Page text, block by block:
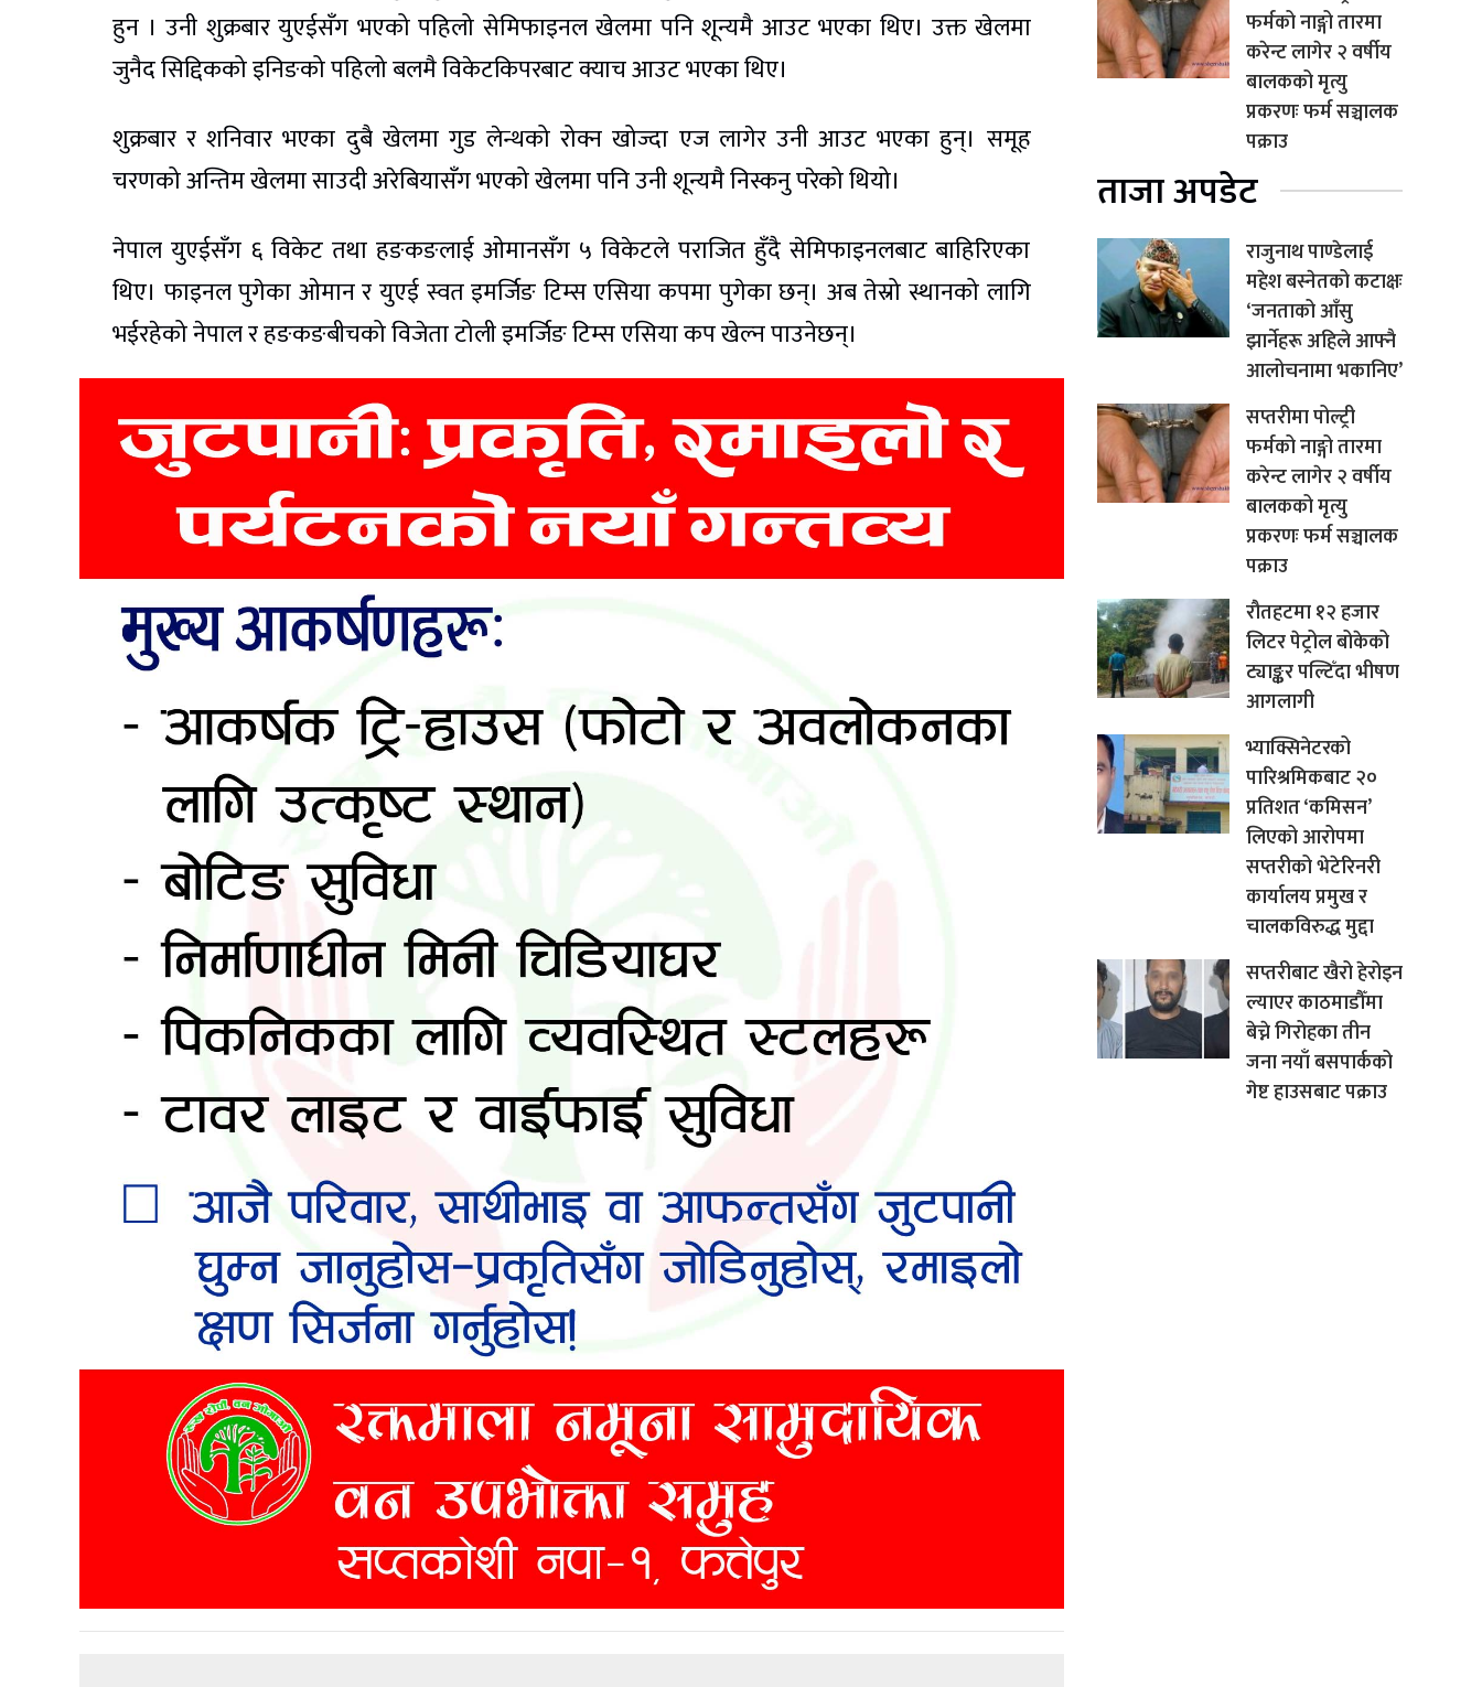
हुन । उनी शुक्रबार युएईसँग भएको पहिलो सेमिफाइनल खेलमा पनि शून्यमै आउट भएका थिए। उक्त खेलमा
जुनैद सिद्दिकको इनिङको पहिलो बलमै विकेटकिपरबाट क्याच आउट भएका थिए।
शुक्रबार र शनिवार भएका दुबै खेलमा गुड लेन्थको रोक्न खोज्दा एज लागेर उनी आउट भएका हुन्। समूह
चरणको अन्तिम खेलमा साउदी अरेबियासँग भएको खेलमा पनि उनी शून्यमै निस्कनु परेको थियो।
नेपाल युएईसँग ६ विकेट तथा हङकङलाई ओमानसँग ५ विकेटले पराजित हुँदै सेमिफाइनलबाट बाहिरिएका
थिए। फाइनल पुगेका ओमान र युएई स्वत इमर्जिङ टिम्स एसिया कपमा पुगेका छन्। अब तेस्रो स्थानको लागि
भईरहेको नेपाल र हङकङबीचको विजेता टोली इमर्जिङ टिम्स एसिया कप खेल्न पाउनेछन्।
फर्मको नाङ्गो तारमा
करेन्ट लागेर २ वर्षीय
बालकको मृत्यु
प्रकरणः फर्म सञ्चालक
पक्राउ
ताजा अपडेट
राजुनाथ पाण्डेलाई
महेश बस्नेतको कटाक्षः
‘जनताको आँसु
झार्नेहरू अहिले आफ्नै
आलोचनामा भकानिए’
सप्तरीमा पोल्ट्री
फर्मको नाङ्गो तारमा
करेन्ट लागेर २ वर्षीय
बालकको मृत्यु
प्रकरणः फर्म सञ्चालक
पक्राउ
रौतहटमा १२ हजार
लिटर पेट्रोल बोकेको
ट्याङ्कर पल्टिँदा भीषण
आगलागी
भ्याक्सिनेटरको
पारिश्रमिकबाट २०
प्रतिशत ‘कमिसन’
लिएको आरोपमा
सप्तरीको भेटेरिनरी
कार्यालय प्रमुख र
चालकविरुद्ध मुद्दा
सप्तरीबाट खैरो हेरोइन
ल्याएर काठमाडौँमा
बेच्ने गिरोहका तीन
जना नयाँ बसपार्कको
गेष्ट हाउसबाट पक्राउ